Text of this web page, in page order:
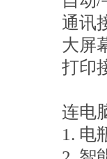
通讯
大屏
打印
连电
1. 电